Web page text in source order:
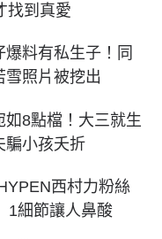
找到真愛
料有私生子！同
雪照片被挖出
8點檔！大三就生
小孩夭折
西村力粉絲
細節讓人鼻酸